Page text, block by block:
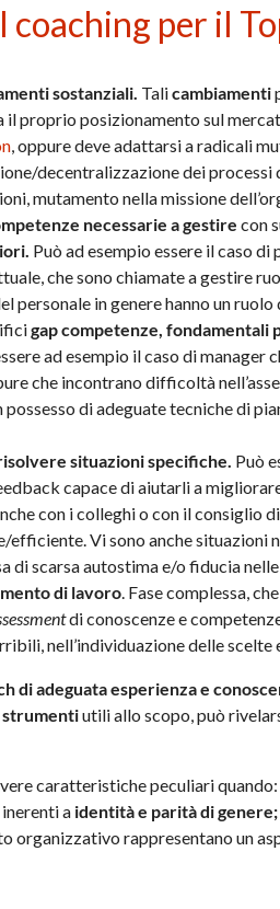
per il
sostanziali. Talicambiamenti
il proprio posizionamento sul
, oppure deve adattarsi a radicali
decentralizzazione dei processi
mutamento nella missione
necessarie a gestirecon
Può ad esempio essere il caso
che sono chiamate a gestire
personale in genere hanno un ruolo
gap competenze, fondamentali
ad esempio il caso di
che incontrano difficoltà
possesso di adeguate tecniche di
situazioni specifiche. Può
capace di aiutarli a
con i colleghi o con il consiglio
Vi sono anche situazioni
di scarsa autostima e/o fiducia
di lavoro. Fase complessa,
di conoscenze e
nell’individuazione delle scelte
di adeguata esperienza e
utili allo scopo, può
caratteristiche peculiari quando:
a identità e parità di genere;
organizzativo rappresentano un